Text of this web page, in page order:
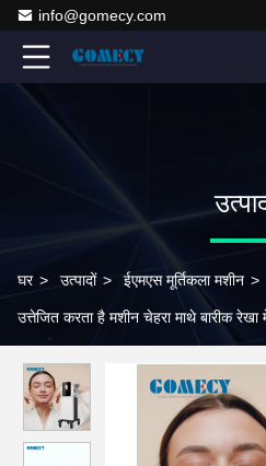
info@gomecy.com
घर > उत्पादों > ईएमएस मूर्तिकला मशीन >
उत्तेजित करता है मशीन चेहरा माथे बारीक रेखा